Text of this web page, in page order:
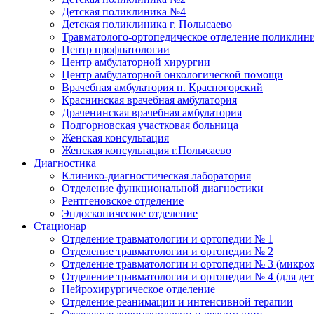
Детская поликлиника №4
Детская поликлиника г. Полысаево
Травматолого-ортопедическое отделение
Центр профпатологии
Центр амбулаторной хирургии
Центр амбулаторной онкологической помощи
Врачебная амбулатория п. Красногорский
Краснинская врачебная амбулатория
Драченинская врачебная амбулатория
Подгорновская участковая больница
Женская консультация
Женская консультация г.Полысаево
Диагностика
Клинико-диагностическая лаборатория
Отделение функциональной диагностики
Рентгеновское отделение
Эндоскопическое отделение
Стационар
Отделение травматологии и ортопедии № 1
Отделение травматологии и ортопедии № 2
Отделение травматологии и ортопедии № 3
Отделение травматологии и ортопедии № 4 (для
Нейрохирургическое отделение
Отделение реанимации и интенсивной терапии